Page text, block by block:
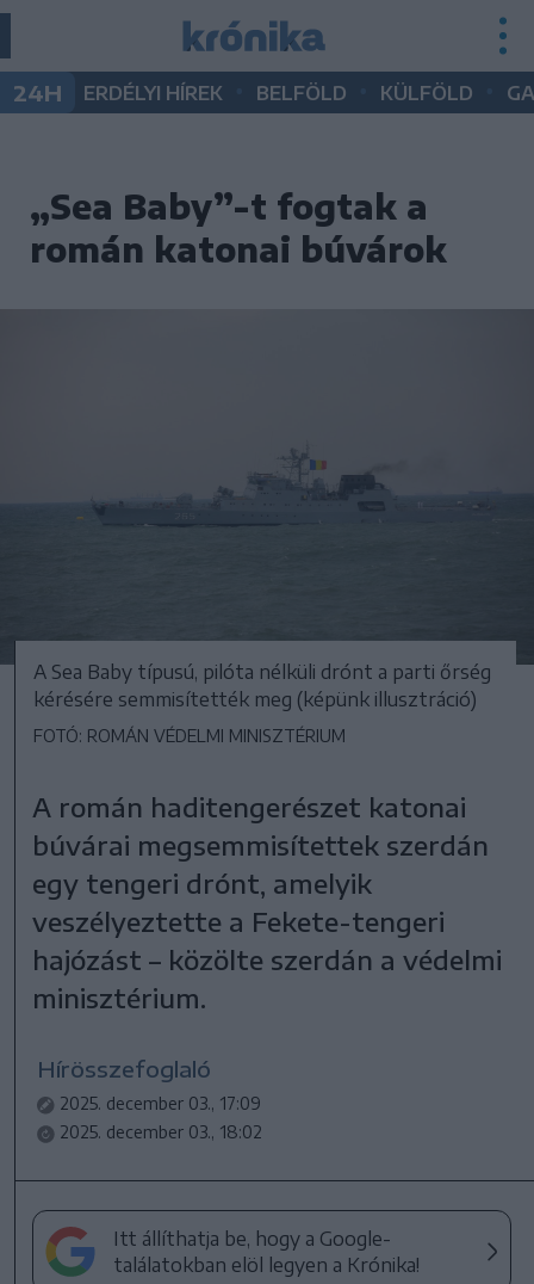
24H ERDÉLYI HÍREK BELFÖLD KÜLFÖLD
„Sea Baby”-t fogtak a
román katonai búvárok
A Sea Baby típusú, pilóta nélküli drónt a parti őrség
kérésére semmisítették meg (képünk illusztráció)
FOTÓ: ROMÁN VÉDELMI MINISZTÉRIUM
A román haditengerészet katonai
búvárai megsemmisítettek szerdán
egy tengeri drónt, amelyik
veszélyeztette a Fekete-tengeri
hajózást – közölte szerdán a védelmi
minisztérium.
Hírösszefoglaló
2025. december 03., 17:09
2025. december 03., 18:02
Itt állíthatja be, hogy a Google-
találatokban elöl legyen a Krónika!